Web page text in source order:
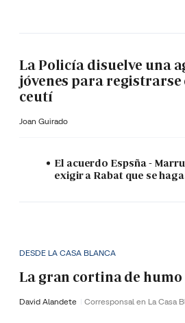
La Policía disuelve una
jóvenes para
ceutí
Joan Guirado
El acuerdo Espsña -
exigir a Rabat que se
DESDE LA CASA BLANCA
La gran cortina de humo
David Alandete Corresponsal en La Casa